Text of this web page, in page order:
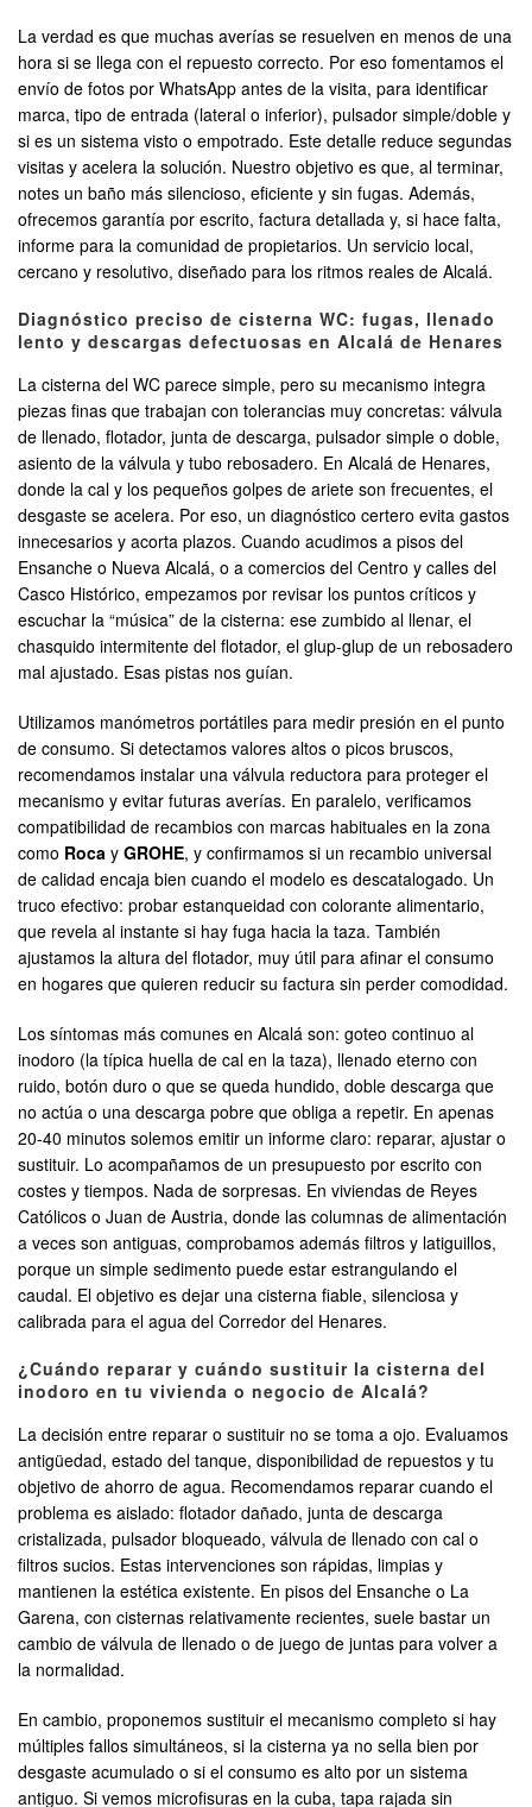
La verdad es que muchas averías se resuelven en menos de una
hora si se llega con el repuesto correcto. Por eso fomentamos el
envío de fotos por WhatsApp antes de la visita, para identificar
marca, tipo de entrada (lateral o inferior), pulsador simple/doble y
si es un sistema visto o empotrado. Este detalle reduce segundas
visitas y acelera la solución. Nuestro objetivo es que, al terminar,
notes un baño más silencioso, eficiente y sin fugas. Además,
ofrecemos garantía por escrito, factura detallada y, si hace falta,
informe para la comunidad de propietarios. Un servicio local,
cercano y resolutivo, diseñado para los ritmos reales de Alcalá.
Diagnóstico preciso de cisterna WC: fugas, llenado
lento y descargas defectuosas en Alcalá de Henares
La cisterna del WC parece simple, pero su mecanismo integra
piezas finas que trabajan con tolerancias muy concretas: válvula
de llenado, flotador, junta de descarga, pulsador simple o doble,
asiento de la válvula y tubo rebosadero. En Alcalá de Henares,
donde la cal y los pequeños golpes de ariete son frecuentes, el
desgaste se acelera. Por eso, un diagnóstico certero evita gastos
innecesarios y acorta plazos. Cuando acudimos a pisos del
Ensanche o Nueva Alcalá, o a comercios del Centro y calles del
Casco Histórico, empezamos por revisar los puntos críticos y
escuchar la “música” de la cisterna: ese zumbido al llenar, el
chasquido intermitente del flotador, el glup-glup de un rebosadero
mal ajustado. Esas pistas nos guían.
Utilizamos manómetros portátiles para medir presión en el punto
de consumo. Si detectamos valores altos o picos bruscos,
recomendamos instalar una válvula reductora para proteger el
mecanismo y evitar futuras averías. En paralelo, verificamos
compatibilidad de recambios con marcas habituales en la zona
como Roca y GROHE, y confirmamos si un recambio universal
de calidad encaja bien cuando el modelo es descatalogado. Un
truco efectivo: probar estanqueidad con colorante alimentario,
que revela al instante si hay fuga hacia la taza. También
ajustamos la altura del flotador, muy útil para afinar el consumo
en hogares que quieren reducir su factura sin perder comodidad.
Los síntomas más comunes en Alcalá son: goteo continuo al
inodoro (la típica huella de cal en la taza), llenado eterno con
ruido, botón duro o que se queda hundido, doble descarga que
no actúa o una descarga pobre que obliga a repetir. En apenas
20-40 minutos solemos emitir un informe claro: reparar, ajustar o
sustituir. Lo acompañamos de un presupuesto por escrito con
costes y tiempos. Nada de sorpresas. En viviendas de Reyes
Católicos o Juan de Austria, donde las columnas de alimentación
a veces son antiguas, comprobamos además filtros y latiguillos,
porque un simple sedimento puede estar estrangulando el
caudal. El objetivo es dejar una cisterna fiable, silenciosa y
calibrada para el agua del Corredor del Henares.
¿Cuándo reparar y cuándo sustituir la cisterna del
inodoro en tu vivienda o negocio de Alcalá?
La decisión entre reparar o sustituir no se toma a ojo. Evaluamos
antigüedad, estado del tanque, disponibilidad de repuestos y tu
objetivo de ahorro de agua. Recomendamos reparar cuando el
problema es aislado: flotador dañado, junta de descarga
cristalizada, pulsador bloqueado, válvula de llenado con cal o
filtros sucios. Estas intervenciones son rápidas, limpias y
mantienen la estética existente. En pisos del Ensanche o La
Garena, con cisternas relativamente recientes, suele bastar un
cambio de válvula de llenado o de juego de juntas para volver a
la normalidad.
En cambio, proponemos sustituir el mecanismo completo si hay
múltiples fallos simultáneos, si la cisterna ya no sella bien por
desgaste acumulado o si el consumo es alto por un sistema
antiguo. Si vemos microfisuras en la cuba, tapa rajada sin